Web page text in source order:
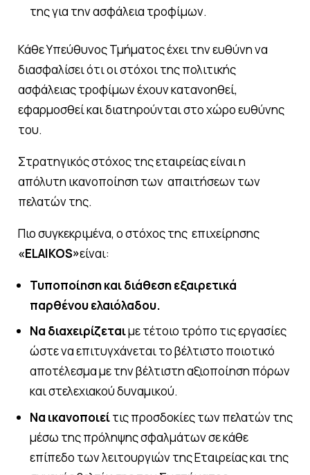
της για την ασφάλεια τροφίμων.
Κάθε Υπεύθυνος Τμήματος έχει την ευθύνη να
διασφαλίσει ότι οι στόχοι της πολιτικής
ασφάλειας τροφίμων έχουν κατανοηθεί,
εφαρμοσθεί και διατηρούνται στο χώρο ευθύνης
του.
Στρατηγικός στόχος της εταιρείας είναι η
απόλυτη ικανοποίηση των απαιτήσεων των
πελατών της.
Πιο συγκεκριμένα, ο στόχος της επιχείρησης
«ELAIKOS»είναι:
Τυποποίηση και διάθεση εξαιρετικά
παρθένου ελαιόλαδου.
Να διαχειρίζεταιμε τέτοιο τρόπο τις εργασίες
ώστε να επιτυγχάνεται το βέλτιστο ποιοτικό
αποτέλεσμα με την βέλτιστη αξιοποίηση πόρων
και στελεχιακού δυναμικού.
Να ικανοποιείτις προσδοκίες των πελατών της
μέσω της πρόληψης σφαλμάτων σε κάθε
επίπεδο των λειτουργιών της Εταιρείας και της